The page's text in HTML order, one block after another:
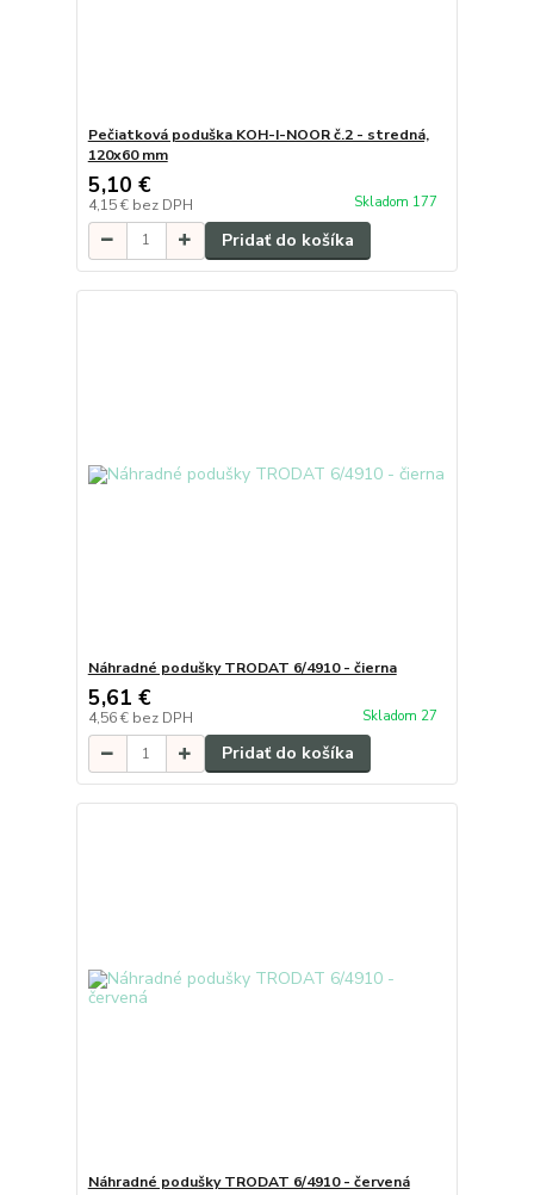
Pečiatková poduška KOH-I-NOOR č.2 - stredná,
120x60 mm
5,10 €
4,15 € bez DPH Skladom 177
Pridať do košíka
Náhradné podušky TRODAT 6/4910 - čierna
5,61 €
4,56 € bez DPH Skladom 27
Pridať do košíka
Náhradné podušky TRODAT 6/4910 - červená